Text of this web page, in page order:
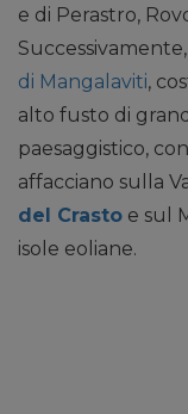
e di Perastro,
di Mangalaviti,
alto fusto di
paesaggistico,
affacciano sulla
del Crasto e sul
isole eoliane.